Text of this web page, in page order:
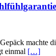
machte
einmal […]